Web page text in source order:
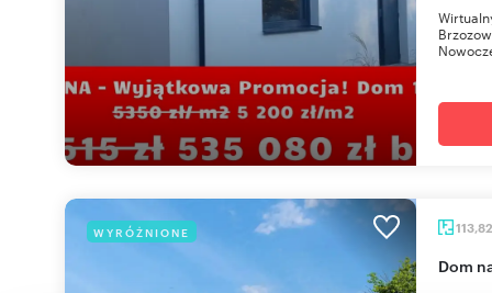
WYRÓŻNIONE
dom